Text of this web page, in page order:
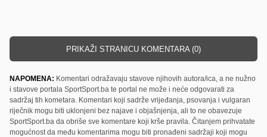
PRIKAŽI STRANICU KOMENTARA (0)
NAPOMENA: Komentari odražavaju stavove njihovih autora/ica, a ne nužno
i stavove portala SportSport.ba te portal ne može i neće odgovarati za
sadržaj tih kometara. Komentari koji sadrže vrijeđanja, psovanja i vulgaran
riječnik mogu biti uklonjeni bez najave i objašnjenja, ali to ne obavezuje
SportSport.ba da obriše sve komentare koji krše pravila. Čitanjem prihvatate
mogućnost da među komentarima mogu biti pronađeni sadržaji koji mogu